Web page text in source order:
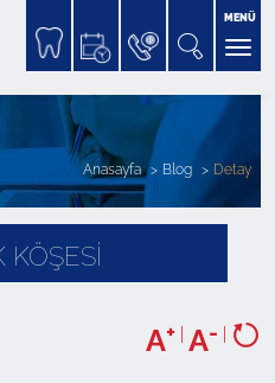
MENÜ
KÖŞESİ
Anasayfa Blog Detay
A+ | A- |